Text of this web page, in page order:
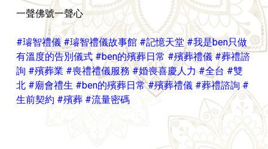
一聲佛號一聲心
#璿智禮儀 #璿智禮儀故事館 #記憶天堂 #我是ben只做
有溫度的告別儀式 #ben的殯葬日常 #殯葬禮儀 #葬禮諮
詢 #殯葬業 #喪禮禮儀服務 #婚喪喜慶人力 #全台 #雙
北 #廟會禮生 #ben的殯葬日常 #殯葬禮儀 #葬禮諮詢 #
生前契約 #殯葬 #流量密碼